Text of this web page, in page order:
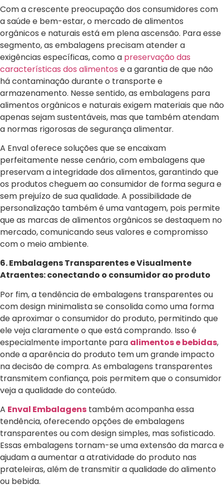
Com a crescente preocupação dos consumidores com
a saúde e bem-estar, o mercado de alimentos
orgânicos e naturais está em plena ascensão. Para esse
segmento, as embalagens precisam atender a
exigências específicas, como a preservação das
características dos alimentos e a garantia de que não
há contaminação durante o transporte e
armazenamento. Nesse sentido, as embalagens para
alimentos orgânicos e naturais exigem materiais que não
apenas sejam sustentáveis, mas que também atendam
a normas rigorosas de segurança alimentar.
A Enval oferece soluções que se encaixam
perfeitamente nesse cenário, com embalagens que
preservam a integridade dos alimentos, garantindo que
os produtos cheguem ao consumidor de forma segura e
sem prejuízo de sua qualidade. A possibilidade de
personalização também é uma vantagem, pois permite
que as marcas de alimentos orgânicos se destaquem no
mercado, comunicando seus valores e compromisso
com o meio ambiente.
6. Embalagens Transparentes e Visualmente
Atraentes: conectando o consumidor ao produto
Por fim, a tendência de embalagens transparentes ou
com design minimalista se consolida como uma forma
de aproximar o consumidor do produto, permitindo que
ele veja claramente o que está comprando. Isso é
especialmente importante para alimentos e bebidas,
onde a aparência do produto tem um grande impacto
na decisão de compra. As embalagens transparentes
transmitem confiança, pois permitem que o consumidor
veja a qualidade do conteúdo.
A Enval Embalagens também acompanha essa
tendência, oferecendo opções de embalagens
transparentes ou com design simples, mas sofisticado.
Essas embalagens tornam-se uma extensão da marca e
ajudam a aumentar a atratividade do produto nas
prateleiras, além de transmitir a qualidade do alimento
ou bebida.